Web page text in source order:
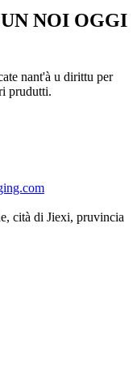
NOI OGGI
nant'à u dirittu per
prudutti.
cità di Jiexi, pruvincia